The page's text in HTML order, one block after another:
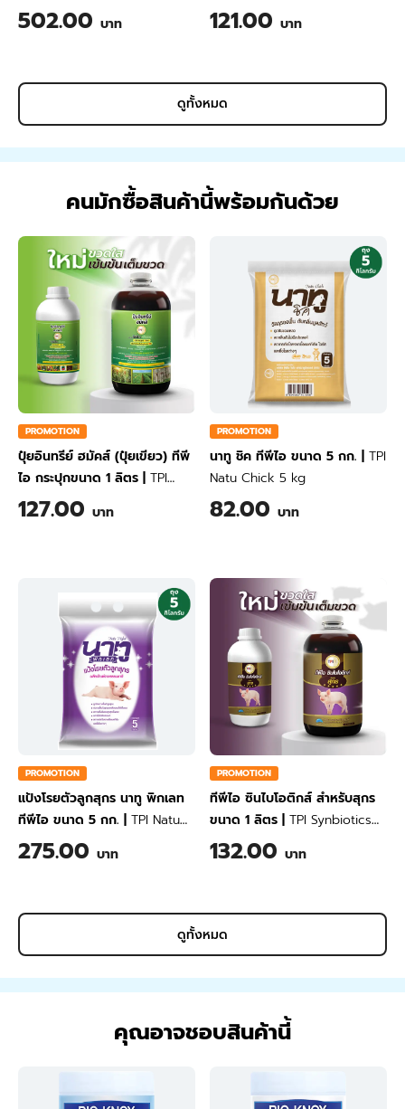
สับปะรด ขนาด 200 กรัม
502.00 บาท
TPI BIO-SAN Organic
Wastewater Treatment for
121.00 บาท
ดูทั้งหมด
คนมักซื้อสินค้านี้พร้อมกันด้วย
PROMOTION
ปุ๋ยอินทรีย์ ฮมัคส์ (ปุ๋ยเขียว) ทีพี
ไอ กระปุกขนาด 1 ลิตร
TPI
Humics Organic (Green
Liquid Fertilizer) 1 Liter
127.00 บาท
PROMOTION
นาทู ชิค ทีพีไอ ขนาด 5 กก.
TPI
Natu Chick 5 kg
82.00 บาท
PROMOTION
แป้งโรยตัวลูกสุกร นาทู พิกเลท
ทีพีไอ ขนาด 5 กก.
TPI Natu
Piglet Powder 5 kg
275.00 บาท
PROMOTION
ทีพีไอ ซินไบโอติกส์ สำหรับสุกร
ขนาด 1 ลิตร
TPI Synbiotics
for Swine 1 Liter
132.00 บาท
ดูทั้งหมด
คุณอาจชอบสินค้านี้